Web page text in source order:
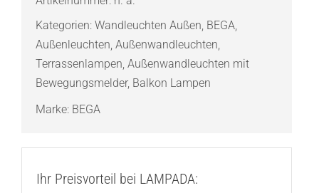
abgeblendet
Menge
Kategorien: Wandleuchten Außen, BEGA,
Außenleuchten, Außenwandleuchten,
Terrassenlampen, Außenwandleuchten mit
Bewegungsmelder, Balkon Lampen
Marke: BEGA
Ihr Preisvorteil bei LAMPADA: